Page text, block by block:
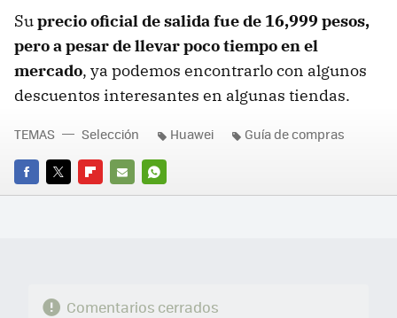
Suprecio oficial de salida fue de 16,999 pesos,
pero a pesar de llevar poco tiempo en el
mercado, ya podemos encontrarlo con algunos
descuentos interesantes en algunas tiendas.
FACEBOOK
TWITTERFLIPBOARD
E-
WHATSAPP
TEMAS Selección Huawei Guía de compras
Comentarios cerrados